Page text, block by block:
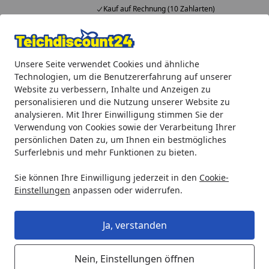
Unsere Seite verwendet Cookies und ähnliche
Technologien, um die Benutzererfahrung auf unserer
Website zu verbessern, Inhalte und Anzeigen zu
personalisieren und die Nutzung unserer Website zu
analysieren. Mit Ihrer Einwilligung stimmen Sie der
Verwendung von Cookies sowie der Verarbeitung Ihrer
persönlichen Daten zu, um Ihnen ein bestmögliches
Surferlebnis und mehr Funktionen zu bieten.
Sie können Ihre Einwilligung jederzeit in den Cookie-
Einstellungen anpassen oder widerrufen.
Ja, verstanden
Nein, Einstellungen öffnen
Kauf auf Rechnung (10 Zahlarten)
Alle Produkte
Mein Konto
Suchen
Startseite
Heissner Achse (ET10-P40EN)
Heissner Achse (ET10-P40EN)